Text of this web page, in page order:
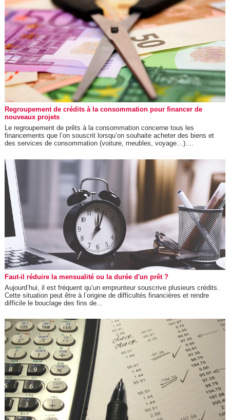
Regroupement de crédits à la consommation pour financer de
nouveaux projets
Le regroupement de prêts à la consommation concerne tous les
financements que l’on souscrit lorsqu’on souhaite acheter des biens et
des services de consommation (voiture, meubles, voyage…)....
Faut-il réduire la mensualité ou la durée d'un prêt ?
Aujourd’hui, il est fréquent qu’un emprunteur souscrive plusieurs crédits.
Cette situation peut être à l’origine de difficultés financières et rendre
difficile le bouclage des fins de...